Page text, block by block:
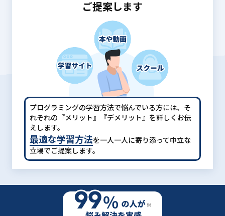
ご提案します
プログラミングの学習方法で悩んでいる方には、 そ
れぞれの『メリット』『デメリット』を詳しくお伝
えします。
最適な学習方法を一人一人に寄り添って中立な
立場でご提案します。